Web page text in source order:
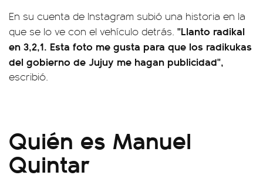
En su cuenta de Instagram subió una historia en la
que se lo ve con el vehículo detrás. "Llanto radikal
en 3,2,1. Esta foto me gusta para que los radikukas
del gobierno de Jujuy me hagan publicidad",
escribió.
Quién es Manuel
Quintar